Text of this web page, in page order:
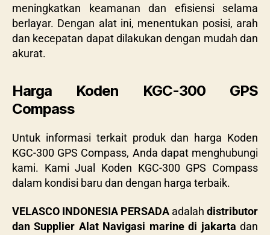
meningkatkan keamanan dan efisiensi selama
berlayar. Dengan alat ini, menentukan posisi, arah
dan kecepatan dapat dilakukan dengan mudah dan
akurat.
Harga Koden KGC-300 GPS
Compass
Untuk informasi terkait produk dan harga Koden
KGC-300 GPS Compass, Anda dapat menghubungi
kami. Kami Jual Koden KGC-300 GPS Compass
dalam kondisi baru dan dengan harga terbaik.
VELASCO INDONESIA PERSADA adalah distributor
dan Supplier Alat Navigasi marine di jakarta dan